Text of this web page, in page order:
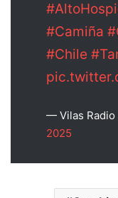
#Camiña
#Chile
— Vilas Radio
2025